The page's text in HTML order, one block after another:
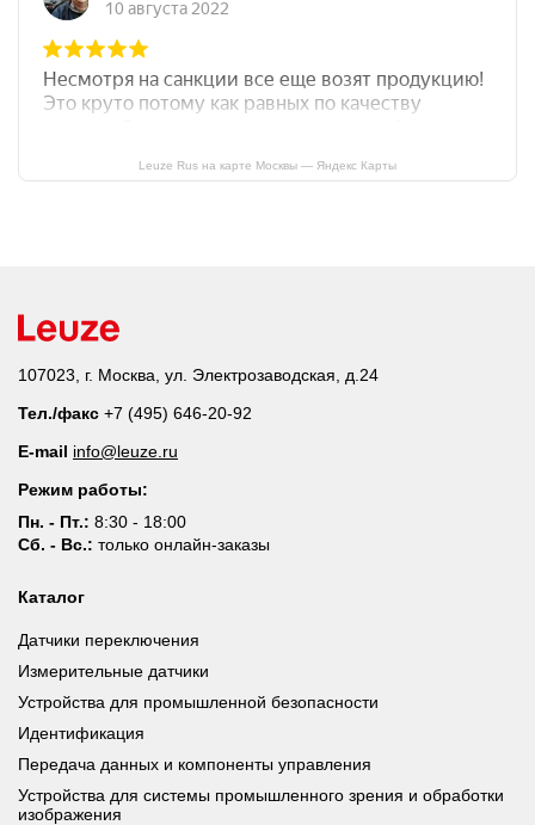
Leuze Rus на карте Москвы — Яндекс Карты
107023, г. Москва, ул. Электрозаводская, д.24
Тел./факс +7 (495) 646-20-92
E-mail info@leuze.ru
Режим работы:
Пн. - Пт.: 8:30 - 18:00
Сб. - Вс.: только онлайн-заказы
Каталог
Датчики переключения
Измерительные датчики
Устройства для промышленной безопасности
Идентификация
Передача данных и компоненты управления
Устройства для системы промышленного зрения и обработки
изображения